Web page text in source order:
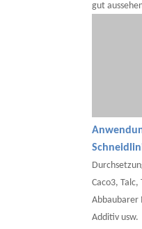
gut
Caco3, Talc,
Abbaubarer
Additiv usw.